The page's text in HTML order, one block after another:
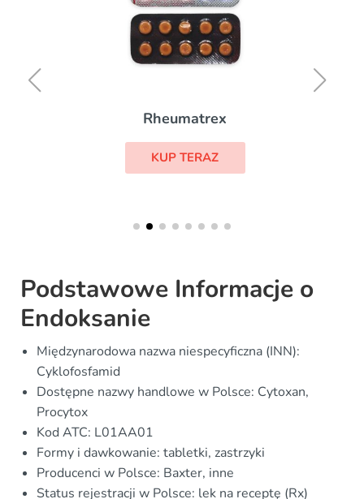
Rheumatrex
KUP TERAZ
Podstawowe Informacje o
Endoksanie
Międzynarodowa nazwa niespecyficzna (INN):
Cyklofosfamid
Dostępne nazwy handlowe w Polsce: Cytoxan,
Procytox
Kod ATC: L01AA01
Formy i dawkowanie: tabletki, zastrzyki
Producenci w Polsce: Baxter, inne
Status rejestracji w Polsce: lek na receptę (Rx)